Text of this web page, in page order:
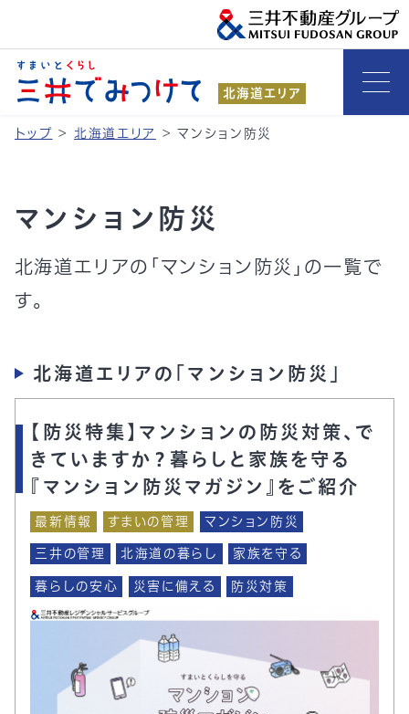
北海道エリア
トップ > 北海道エリア > マンション防災
マンション防災
北海道エリアの「マンション防災」の一覧で
す。
北海道エリアの「マンション防災」
【防災特集】マンションの防災対策、で
きていますか？暮らしと家族を守る
『マンション防災マガジン』をご紹介
最新情報 すまいの管理
マンション防災
三井の管理
北海道の暮らし
家族を守る
暮らしの安心
災害に備える 防災対策